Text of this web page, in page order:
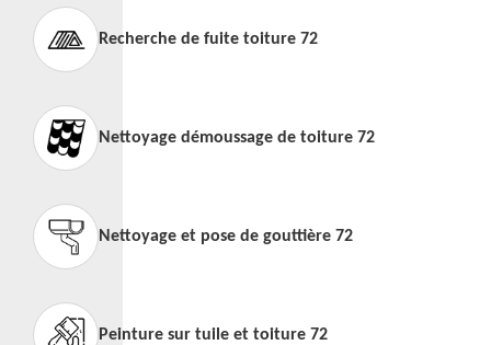
Recherche de fuite toiture 72
Nettoyage démoussage de toiture 72
Nettoyage et pose de gouttière 72
Peinture sur tuile et toiture 72